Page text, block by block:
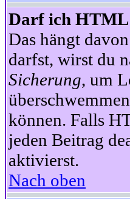
Darf ich HTML
Das hängt
darfst, wirst du
Sicherung, um
können. Falls
jeden Beitrag
aktivierst.
Nach oben